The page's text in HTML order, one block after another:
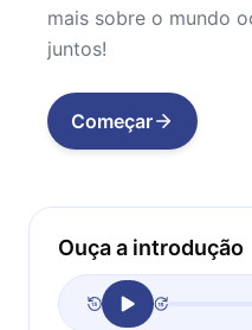
mais sobre o mundo
juntos!
Começar
Ouça a introdução